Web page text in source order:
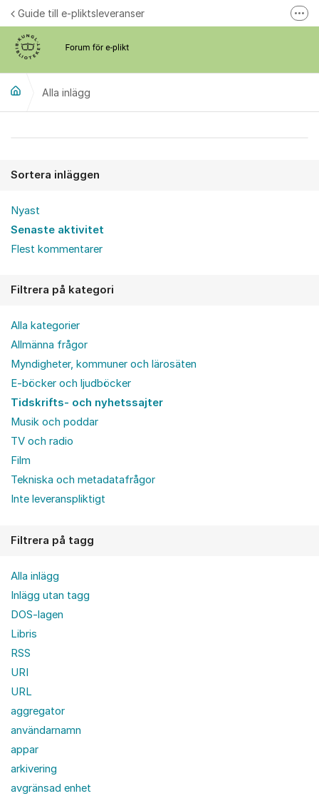
Hoppa till innehåll
Guide till e-pliktsleveranser
Alla inlägg
Sortera inläggen
Nyast
Senaste aktivitet
Flest kommentarer
Filtrera på kategori
Alla kategorier
Allmänna frågor
Myndigheter, kommuner och lärosäten
E-böcker och ljudböcker
Tidskrifts- och nyhetssajter
Musik och poddar
TV och radio
Film
Tekniska och metadatafrågor
Inte leveranspliktigt
Filtrera på tagg
Alla inlägg
Inlägg utan tagg
DOS-lagen
Libris
RSS
URI
URL
aggregator
användarnamn
appar
arkivering
avgränsad enhet